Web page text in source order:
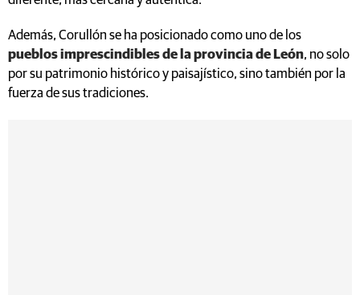
Además, Corullón se ha posicionado como uno de los
pueblos imprescindibles de la provincia de León, no solo
por su patrimonio histórico y paisajístico, sino también por la
fuerza de sus tradiciones.